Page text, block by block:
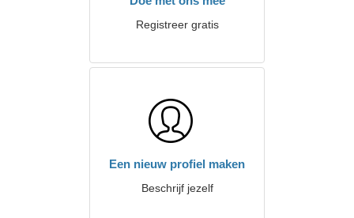
Registreer gratis
Een nieuw profiel maken
Beschrijf jezelf